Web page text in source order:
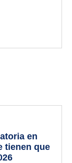
en
tienen que